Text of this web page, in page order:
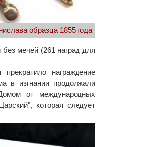
образца 1855 года
мечей (261 наград для
награждение
в изгнании продолжали
от международных
которая следует